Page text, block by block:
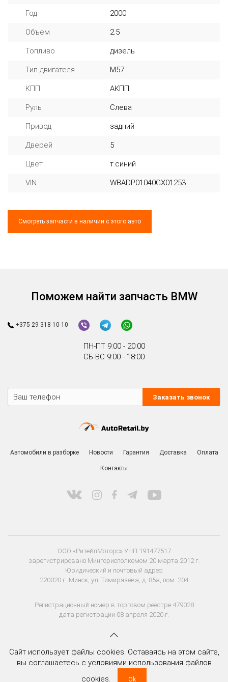
Год 2000
Объем 2.5
Топливо дизель
Тип двигателя M57
КПП АКПП
Руль Слева
Привод задний
Дверей 5
Цвет т.синий
VIN WBADP01040GX01253
Смотреть запчасти в наличии с этого авто
Поможем найти запчасть BMW
+375 29 318-10-10
ПН-ПТ 9:00 - 20:00
СБ-ВС 9:00 - 18:00
Заказать звонок
Автомобили в разборке Новости Гарантия Доставка Оплата
Контакты
ООО «РитейлМоторс» УНП 191477517
зарегистрировано Мингорисполкомом 20 марта 2012 г.
Юридический и почтовый адрес:
220020 г. Минск, ул. Тимирязева, д. 85а, пом. 204
Регистрационный номер в торговом реестре 479028
дата регистрации 08 апреля 2020 г.
Сайт использует файлы cookies. Оставаясь на этом сайте,
вы соглашаетесь с условиями использования файлов
cookies.
Ok